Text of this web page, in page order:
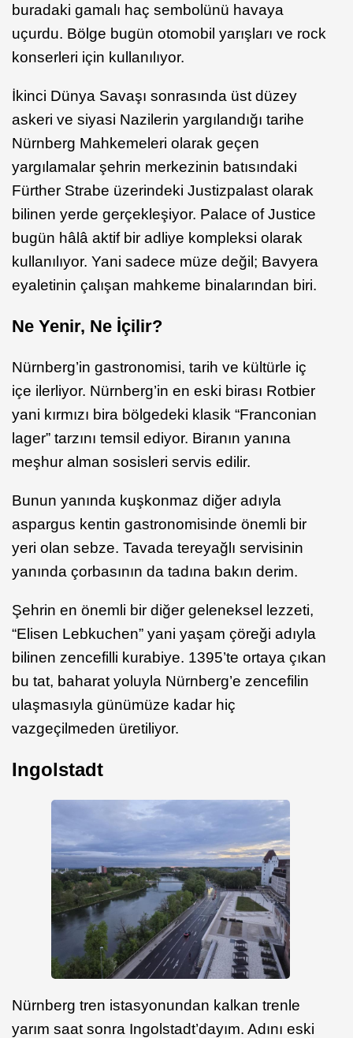
buradaki gamalı haç sembolünü havaya
uçurdu. Bölge bugün otomobil yarışları ve rock
konserleri için kullanılıyor.
İkinci Dünya Savaşı sonrasında üst düzey
askeri ve siyasi Nazilerin yargılandığı tarihe
Nürnberg Mahkemeleri olarak geçen
yargılamalar şehrin merkezinin batısındaki
Fürther Strabe üzerindeki Justizpalast olarak
bilinen yerde gerçekleşiyor. Palace of Justice
bugün hâlâ aktif bir adliye kompleksi olarak
kullanılıyor. Yani sadece müze değil; Bavyera
eyaletinin çalışan mahkeme binalarından biri.
Ne Yenir, Ne İçilir?
Nürnberg’in gastronomisi, tarih ve kültürle iç
içe ilerliyor. Nürnberg’in en eski birası Rotbier
yani kırmızı bira bölgedeki klasik “Franconian
lager” tarzını temsil ediyor. Biranın yanına
meşhur alman sosisleri servis edilir.
Bunun yanında kuşkonmaz diğer adıyla
aspargus kentin gastronomisinde önemli bir
yeri olan sebze. Tavada tereyağlı servisinin
yanında çorbasının da tadına bakın derim.
Şehrin en önemli bir diğer geleneksel lezzeti,
“Elisen Lebkuchen” yani yaşam çöreği adıyla
bilinen zencefilli kurabiye. 1395’te ortaya çıkan
bu tat, baharat yoluyla Nürnberg’e zencefilin
ulaşmasıyla günümüze kadar hiç
vazgeçilmeden üretiliyor.
Ingolstadt
Nürnberg tren istasyonundan kalkan trenle
yarım saat sonra Ingolstadt’dayım. Adını eski